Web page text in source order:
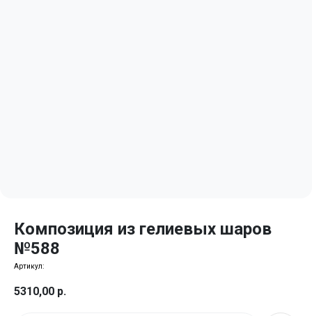
Композиция из гелиевых шаров
№588
Артикул:
5310,00 р.